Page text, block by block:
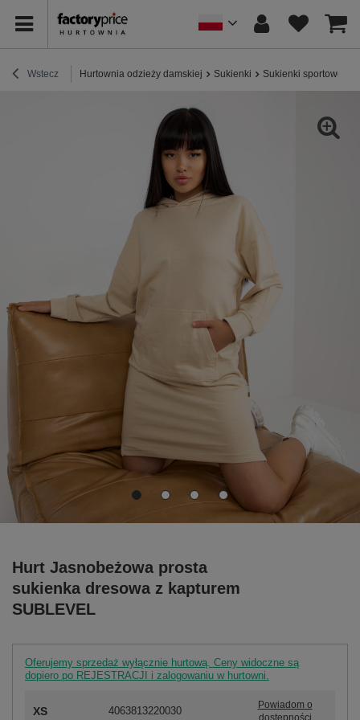
Wstecz Hurtownia odzieży damskiej Sukienki Sukienki sportowe /
Hurt Jasnobeżowa prosta
sukienka dresowa z kapturem
SUBLEVEL
Oferujemy sprzedaż wyłącznie hurtową. Ceny widoczne są
dopiero po REJESTRACJI i zalogowaniu w hurtowni.
XS 4063813220030
Powiadom o
dostępności